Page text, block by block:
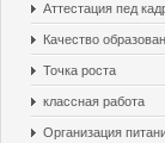
Аттестация пед
Качество
Точка роста
классная работа
Организация